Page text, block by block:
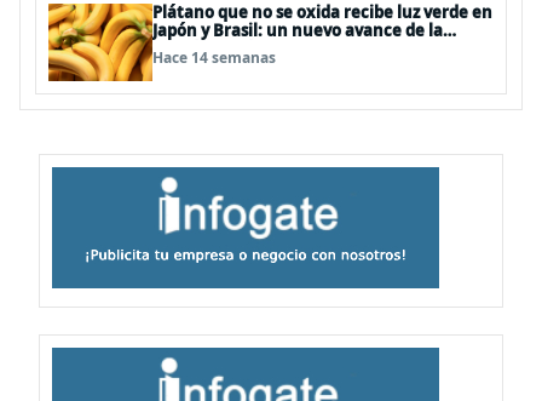
Plátano que no se oxida recibe luz verde en
Japón y Brasil: un nuevo avance de la
edición genética en alimentos
Hace 14 semanas